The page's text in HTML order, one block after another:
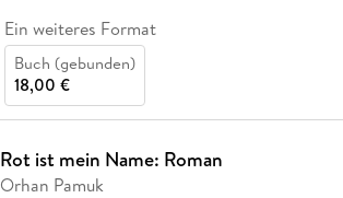
Ein weiteres Format
Buch (gebunden)
18,00 €
Rot ist mein Name: Roman
Orhan Pamuk